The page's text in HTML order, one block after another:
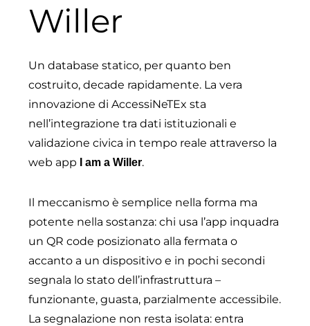
Willer
Un database statico, per quanto ben
costruito, decade rapidamente. La vera
innovazione di AccessiNeTEx sta
nell’integrazione tra dati istituzionali e
validazione civica in tempo reale attraverso la
web app
I am a Willer.
Il meccanismo è semplice nella forma ma
potente nella sostanza: chi usa l’app inquadra
un QR code posizionato alla fermata o
accanto a un dispositivo e in pochi secondi
segnala lo stato dell’infrastruttura –
funzionante, guasta, parzialmente accessibile.
La segnalazione non resta isolata: entra